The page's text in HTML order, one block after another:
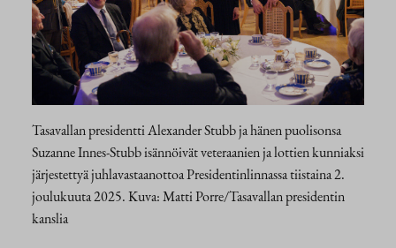
Tasavallan presidentti Alexander Stubb ja hänen puolisonsa
Suzanne Innes-Stubb isännöivät veteraanien ja lottien kunniaksi
järjestettyä juhlavastaanottoa Presidentinlinnassa tiistaina 2.
joulukuuta 2025. Kuva: Matti Porre/Tasavallan presidentin
kanslia